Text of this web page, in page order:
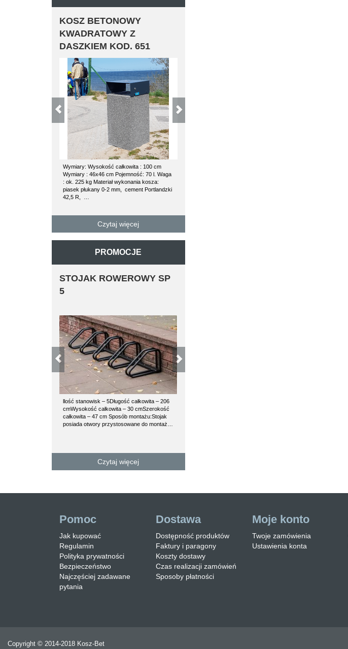
KOSZ BETONOWY
KWADRATOWY Z
DASZKIEM KOD. 651
Wymiary: Wysokość całkowita : 100 cm
Wymiary : 46x46 cm Pojemność: 70 l. Waga
: ok. 225 kg Materiał wykonania kosza:
piasek płukany 0-2 mm, cement Portlandzki
42,5 R, …
Czytaj więcej
PROMOCJE
STOJAK ROWEROWY SP
llość stanowisk – 5Długość całkowita – 206
cmWysokość całkowita – 30 cmSzerokość
całkowita – 47 cm Sposób montażu:Stojak
posiada otwory przystosowane do montaż…
Czytaj więcej
Pomoc
Jak kupować
Regulamin
Polityka prywatności
Bezpieczeństwo
Najczęściej zadawane
pytania
Dostawa
Dostępność produktów
Faktury i paragony
Koszty dostawy
Czas realizacji zamówień
Sposoby płatności
Moje konto
Twoje zamówienia
Ustawienia konta
Copyright © 2014-2018 Kosz-Bet